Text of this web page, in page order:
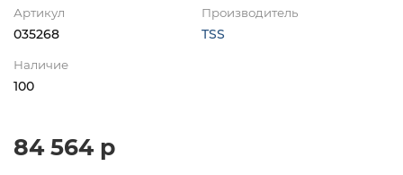
Артикул
035268
Производитель
TSS
Наличие
100
84 564 р